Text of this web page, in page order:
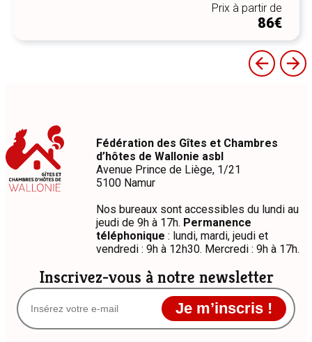
Prix à partir de
86€
Inscrivez-vous à notre newsletter
Je m’inscris !
Fédération des Gîtes et Chambres
d’hôtes de Wallonie asbl
Avenue Prince de Liège, 1/21
5100 Namur
Nos bureaux sont accessibles du lundi au
jeudi de 9h à 17h. Permanence
téléphonique : lundi, mardi, jeudi et
vendredi : 9h à 12h30. Mercredi : 9h à 17h.